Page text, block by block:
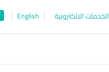
الخدمات الالكترونية English